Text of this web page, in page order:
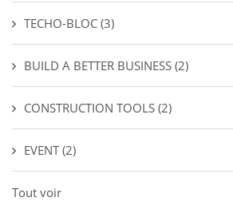
TECHO-BLOC (3)
BUILD A BETTER BUSINESS (2)
CONSTRUCTION TOOLS (2)
EVENT(2)
Tout voir